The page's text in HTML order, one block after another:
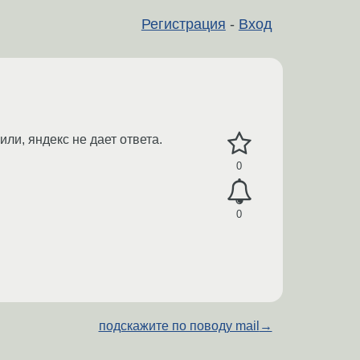
Регистрация - Вход
0
0
яндекс не дает ответа.
подскажите по поводу mail →